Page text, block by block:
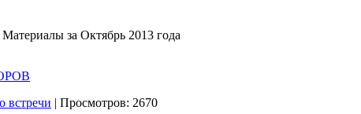
Материалы за Октябрь 2013 года
встречи | Просмотров: 2670